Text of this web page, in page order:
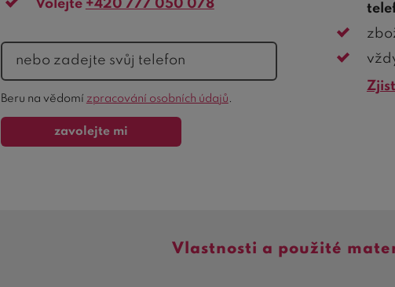
Volejte +420 777 050 078
telefon
formuláře
Beru na vědomí zpracování osobních údajů .
zavolejte mi
Vlastnosti a použité